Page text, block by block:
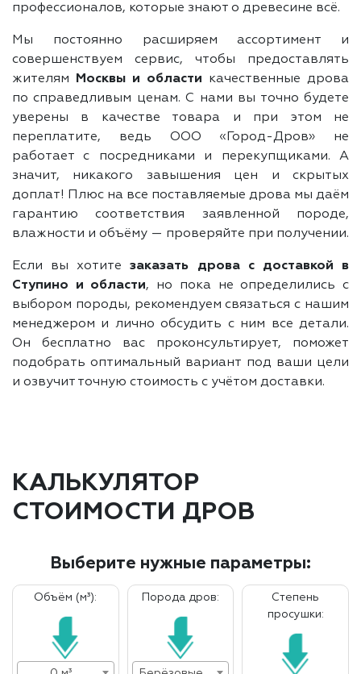
профессионалов, которые знают о древесине всё.
Мы постоянно расширяем ассортимент и
совершенствуем сервис, чтобы предоставлять
жителям
Москвы и области качественные дрова
по справедливым ценам. С нами вы точно будете
уверены в качестве товара и при этом не
переплатите, ведь ООО «Город-Дров» не
работает с посредниками и перекупщиками. А
значит, никакого завышения цен и скрытых
доплат! Плюс на все поставляемые дрова мы даём
гарантию соответствия заявленной породе,
влажности и объёму — проверяйте при получении.
Если вы хотитезаказать дрова с доставкой в
Ступино и области, но пока не определились с
выбором породы, рекомендуем связаться с нашим
менеджером и лично обсудить с ним все детали.
Он бесплатно вас проконсультирует, поможет
подобрать оптимальный вариант под ваши цели
и озвучит точную стоимость с учётом доставки.
КАЛЬКУЛЯТОР
СТОИМОСТИ ДРОВ
Выберите нужные параметры:
Объём (м³): Порода дров:
Степень
просушки: